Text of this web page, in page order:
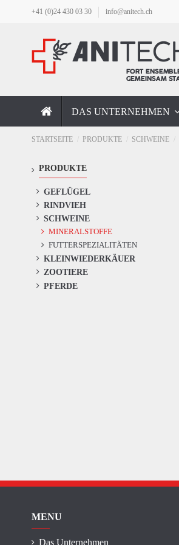
+41 (0)24 430 03 30 info@anitech.ch
DAS UNTERNEHMEN
STARTSEITE PRODUKTE SCHWEINE
PRODUKTE
GEFLÜGEL
RINDVIEH
SCHWEINE
MINERALSTOFFE
FUTTERSPEZIALITÄTEN
KLEINWIEDERKÄUER
ZOOTIERE
PFERDE
MENU
Das Unternehmen